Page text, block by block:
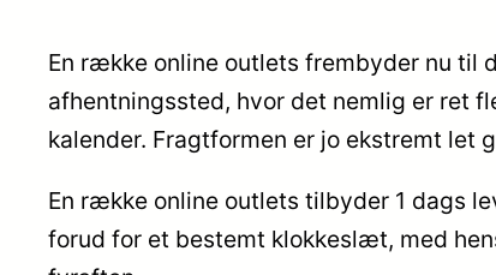
En række online outlets frembyder nu til
afhentningssted, hvor det nemlig er ret
kalender. Fragtformen er jo ekstremt let
En række online outlets tilbyder 1 dags
forud for et bestemt klokkeslæt, med